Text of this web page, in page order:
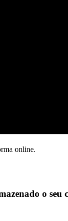
online.
o seu